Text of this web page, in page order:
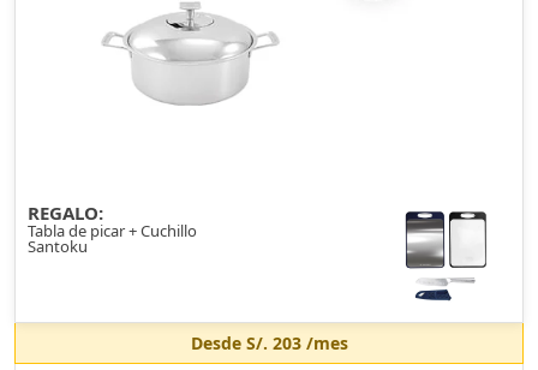
REGALO:
Tabla de picar + Cuchillo
Santoku
Desde S/. 203/mes